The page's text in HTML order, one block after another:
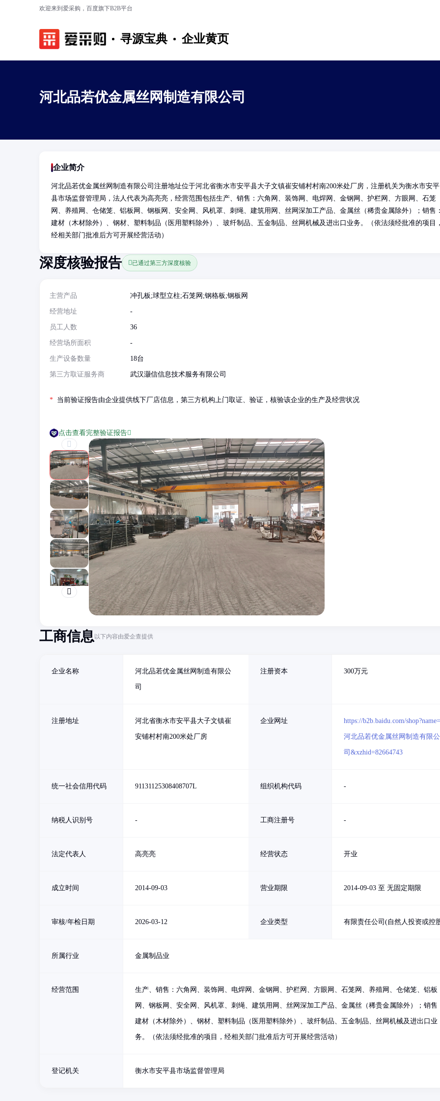
欢迎来到爱采购，百度旗下B2B平台
寻源宝典 企业黄页
河北品若优金属丝网制造有限公司
企业简介
河北品若优金属丝网制造有限公司注册地址位于河北省衡水市安平县大子文镇崔安铺村村南200米处厂房，注册机关为衡水市安平
县市场监督管理局，法人代表为高亮亮，经营范围包括生产、销售：六角网、装饰网、电焊网、金钢网、护栏网、方眼网、石笼
网、养殖网、仓储笼、铝板网、钢板网、安全网、风机罩、刺绳、建筑用网、丝网深加工产品、金属丝（稀贵金属除外）；销售
建材（木材除外）、钢材、塑料制品（医用塑料除外）、玻纤制品、五金制品、丝网机械及进出口业务。（依法须经批准的项目
经相关部门批准后方可开展经营活动）
深度核验报告 已通过第三方深度核验
主营产品 冲孔板;球型立柱;石笼网;钢格板;钢板网
经营地址 -
员工人数 36
经营场所面积 -
生产设备数量 18台
第三方取证服务商 武汉灏信信息技术服务有限公司
* 当前验证报告由企业提供线下厂店信息，第三方机构上门取证、验证，核验该企业的生产及经营状况
点击查看完整验证报告
工商信息以下内容由爱企查提供
企业名称 河北品若优金属丝网制造有限公
司
注册资本 300万元
注册地址 河北省衡水市安平县大子文镇崔
安铺村村南200米处厂房
企业网址 https://b2b.baidu.com/
河北品若优金属丝网制造有限公
司&xzhid=82664743
统一社会信用代码 91131125308408707L 组织机构代码 -
纳税人识别号 - 工商注册号 -
法定代表人 高亮亮 经营状态 开业
成立时间 2014-09-03 营业期限 2014-09-03 至 无固定期限
审核/年检日期 2026-03-12 企业类型 有限责任公司(自然人投资或控
所属行业 金属制品业
经营范围 生产、销售：六角网、装饰网、电焊网、金钢网、护栏网、方眼网、石笼网、养殖网、仓储笼、铝板
网、钢板网、安全网、风机罩、刺绳、建筑用网、丝网深加工产品、金属丝（稀贵金属除外）；销售
建材（木材除外）、钢材、塑料制品（医用塑料除外）、玻纤制品、五金制品、丝网机械及进出口业
务。（依法须经批准的项目，经相关部门批准后方可开展经营活动）
登记机关 衡水市安平县市场监督管理局